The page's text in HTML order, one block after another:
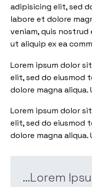
adipisicing elit, sed
labore et dolore
veniam, quis
ut aliquip ex ea
Lorem ipsum dolor
elit, sed do eiusmod
dolore magna aliqua.
Lorem ipsum dolor
elit, sed do eiusmod
dolore magna aliqua.
…Lorem